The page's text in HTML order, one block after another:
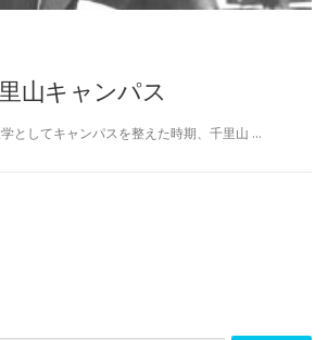
山キャンパス
としてキャンパスを整えた時期、千里山 …